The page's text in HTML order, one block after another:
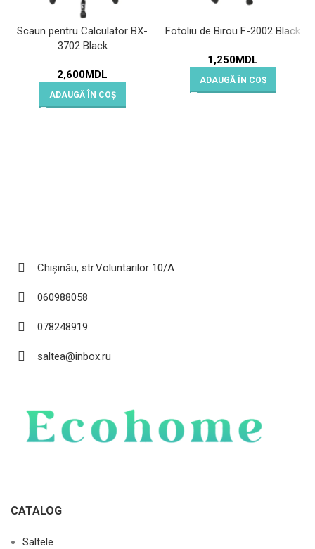
Scaun pentru Calculator BX-
3702 Black
2,600MDL
ADAUGĂ ÎN COȘ
Fotoliu de Birou F-2002 Black
1,250MDL
ADAUGĂ ÎN COȘ
Chișinău, str.Voluntarilor 10/A
060988058
078248919
saltea@inbox.ru
CATALOG
Saltele